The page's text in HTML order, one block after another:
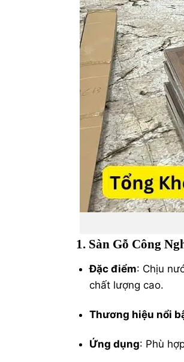
1. Sàn Gỗ Công
Đặc điểm: Chịu
chất lượng cao.
Thương hiệu nổi
Ứng dụng: Phù